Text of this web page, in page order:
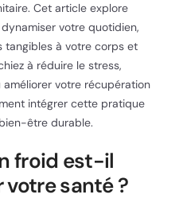
Cet article explore
votre quotidien,
à votre corps et
à réduire le stress,
votre récupération
intégrer cette pratique
être durable.
froid est-il
santé ?